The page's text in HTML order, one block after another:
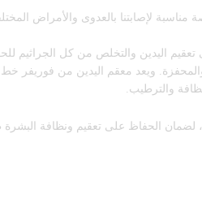
لإصابتنا بالعدوى والأمراض
اليدين والتخلص من كل الجراثيم
والمحفزة. ويعد معقم اليدين من فوريفر
الحفاظ على تعقيم ونظافة البشرة